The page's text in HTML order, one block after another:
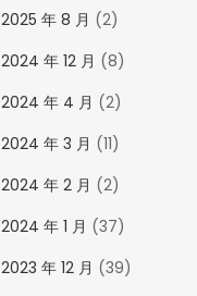
2025 年 8 月 (2)
2024 年 12 月 (8)
2024 年 4 月 (2)
2024 年 3 月 (11)
2024 年 2 月 (2)
2024 年 1 月 (37)
2023 年 12 月 (39)